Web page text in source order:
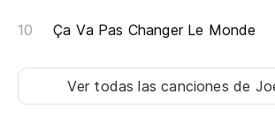
Ça Va Pas Changer Le Monde
Ver todas las canciones de